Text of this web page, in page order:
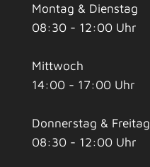
Montag & Dienstag
08:30 - 12:00 Uhr
Mittwoch
14:00 - 17:00 Uhr
Donnerstag & Freitag
08:30 - 12:00 Uhr